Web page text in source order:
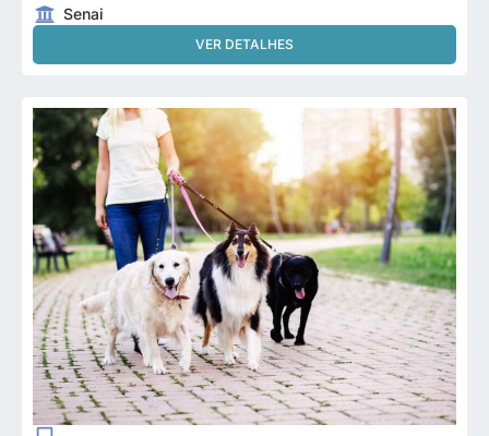
Senai
VER DETALHES